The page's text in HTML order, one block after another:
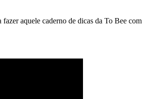
aquele caderno de dicas da To Bee com